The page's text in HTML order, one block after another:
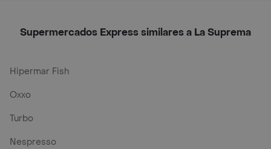
Supermercados Express similares a La Suprema
Hipermar Fish
Oxxo
Turbo
Nespresso